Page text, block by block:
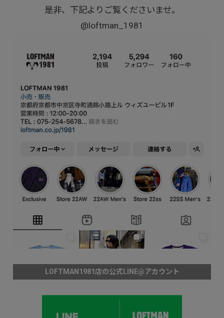
是非、下記よりご覧くださいませ。
@loftman_1981
LOFTMAN1981店の公式LINE@アカウント